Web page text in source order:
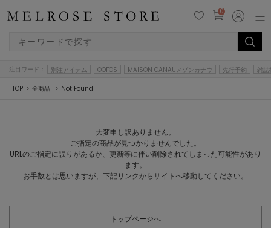
0
注目ワード： 別注アイテム OOFOS MAISON CANAUメゾンカナウ 先行予約 雑誌
TOP 全商品 Not Found
大変申し訳ありません。
ご指定の商品が見つかりませんでした。
URLのご指定に誤りがあるか、更新等に伴い削除されてしまった可能性があり
ます。
お手数とは思いますが、下記リンクからサイトへ移動してください。
トップページへ